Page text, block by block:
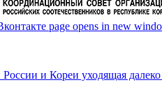
page opens in new
и Кореи уходящая далеко